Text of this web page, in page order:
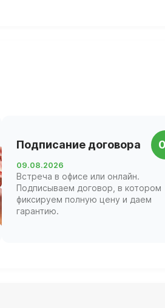
Подписание договора
09.08.2026
Встреча в офисе или онлайн.
Подписываем договор, в котором
фиксируем полную цену и даем
гарантию.